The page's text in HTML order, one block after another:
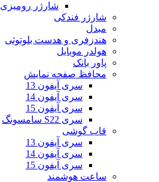
شارژر رومیزی
شارژر فندکی
مبدل
هندزفری و هدست بلوتوثی
هولدر موبایل
پاور بانک
محافظ صفحه نمایش
سری آیفون 13
سری آیفون 14
سری آیفون 15
سری S22 سامسونگ
قاب گوشی
سری آیفون 13
سری آیفون 14
سری آیفون 15
ساعت هوشمند